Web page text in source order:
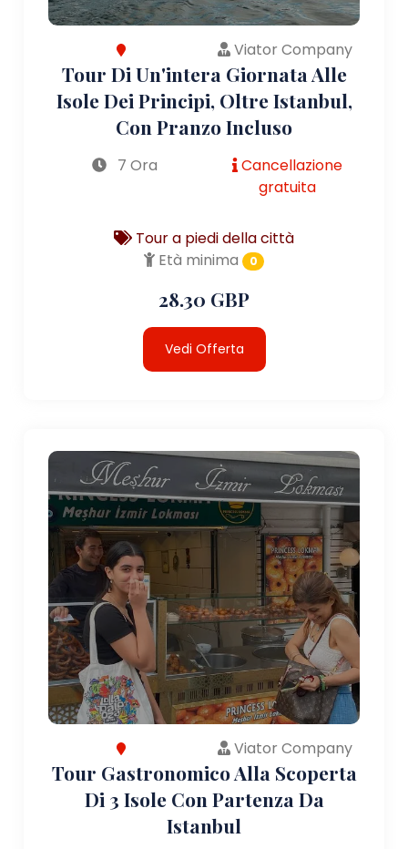
Viator Company
Tour Di Un'intera Giornata Alle
Isole Dei Principi, Oltre Istanbul,
Con Pranzo Incluso
7 Ora
Cancellazione
gratuita
Tour a piedi della città
Età minima
0
28.30 GBP
Vedi Offerta
Viator Company
Tour Gastronomico Alla Scoperta
Di 3 Isole Con Partenza Da
Istanbul